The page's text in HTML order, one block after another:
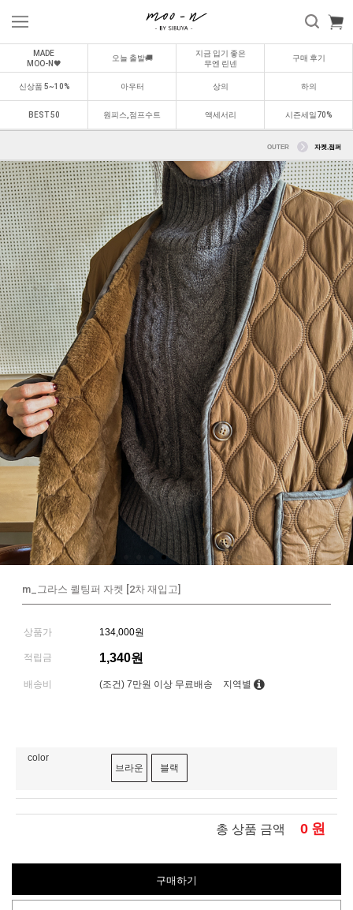
MADE
MOO-N🖤
오늘 출발🚚
지금 입기 좋은
무엔 린넨
구매 후기
신상품 5~10% 아우터 상의 하의
BEST 50 원피스,점프수트 액세서리 시즌세일70%
OUTER 자켓,점퍼
m_그라스 퀼팅퍼 자켓 [2차 재입고]
상품가 134,000원
적립금 1,340원
배송비 (조건) 7만원 이상 무료배송 지역별
color
브라운
블랙
총 상품 금액 0 원
구매하기